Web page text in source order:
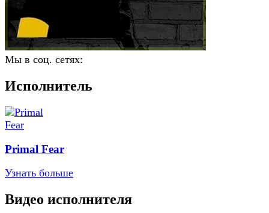
Мы в соц. сетях:
Исполнитель
Primal Fear
Узнать больше
Видео исполнителя